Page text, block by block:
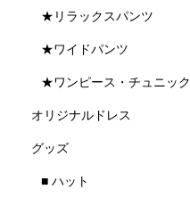
★リラックスパンツ
★ワイドパンツ
★ワンピース・チュニック
オリジナルドレス
グッズ
■ ハット